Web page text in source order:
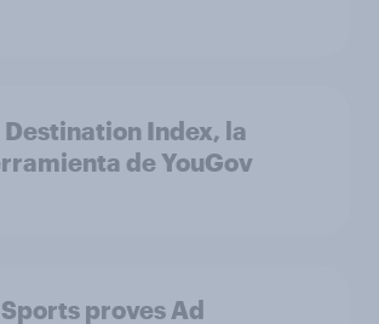
Index, la
de YouGov
proves Ad